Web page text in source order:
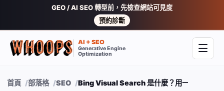
GEO / AI SEO 轉型前，先檢查網站可見度
預約診斷
AI + SEO
Generative Engine
Optimization
開啟
首頁 部落格 SEO Bing Visual Search 是什麼？用一張圖就能